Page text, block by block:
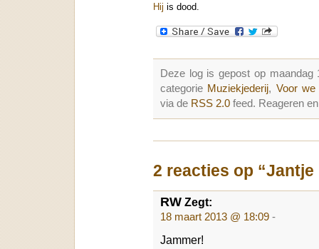
Hij is dood.
Deze log is gepost op
categorie Muziekjederij, Voor we
via de RSS 2.0 feed. Reageren
2 reacties op
RW Zegt:
18 maart 2013 @ 18:09 -
Jammer!